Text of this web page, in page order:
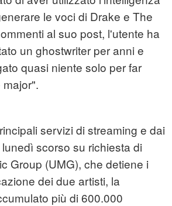
le voci di Drake e The
al suo post, l'utente ha
un ghostwriter per anni e
quasi niente solo per far
servizi di streaming e dai
scorso su richiesta di
Group (UMG), che detiene i
dei due artisti, la
più di 600.000